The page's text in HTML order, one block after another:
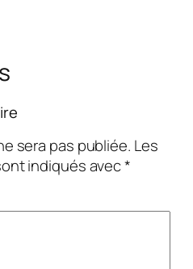
sera pas publiée. Les
indiqués avec*